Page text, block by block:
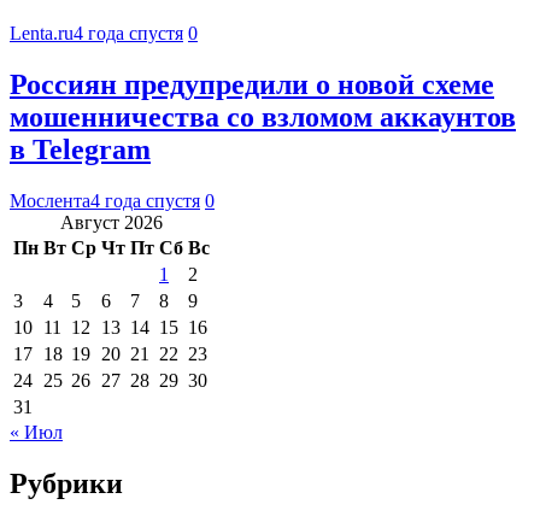
Lenta.ru4 года спустя 0
Россиян предупредили о новой схеме
мошенничества со взломом аккаунтов
в Telegram
Мослента4 года спустя 0
Август 2026
Пн Вт Ср Чт Пт Сб Вс
1
2
3
4 5 6 7 8
9
10 11 12 13 14 15 16
17 18 19 20 21 22 23
24 25 26 27 28 29 30
31
« Июл
Рубрики